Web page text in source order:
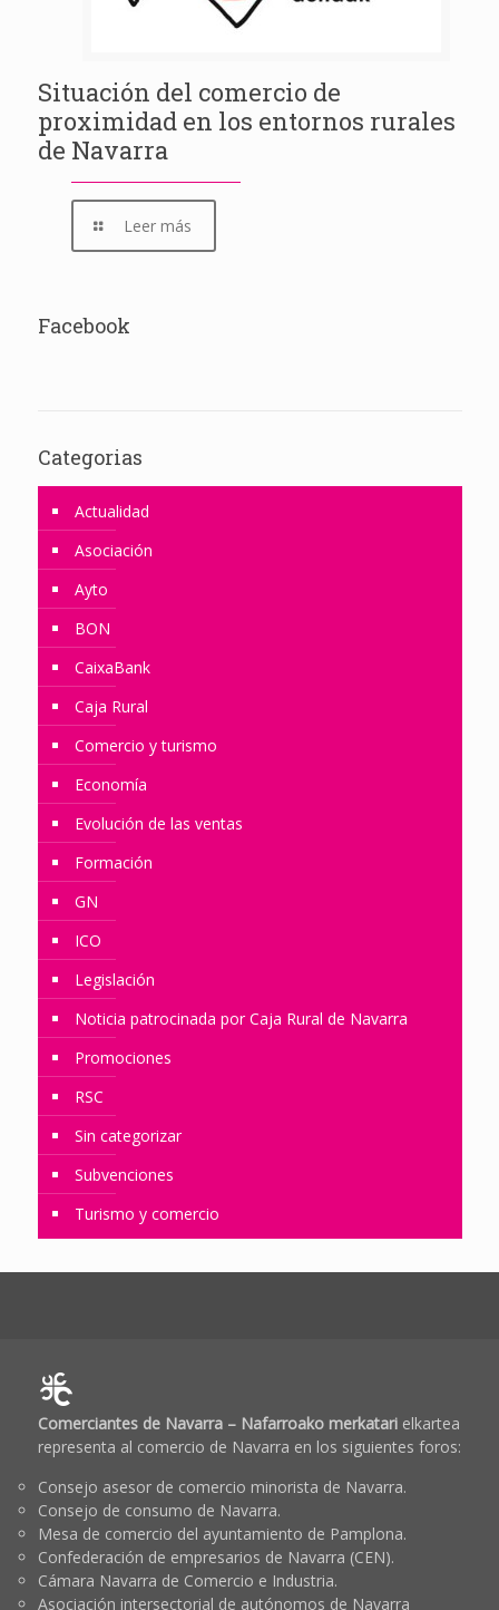
Situación del comercio de
proximidad en los entornos rurales
de Navarra
Leer más
Facebook
Categorias
Actualidad
Asociación
Ayto
BON
CaixaBank
Caja Rural
Comercio y turismo
Economía
Evolución de las ventas
Formación
GN
ICO
Legislación
Noticia patrocinada por Caja Rural de Navarra
Promociones
RSC
Sin categorizar
Subvenciones
Turismo y comercio
Comerciantes de Navarra – Nafarroako merkatarielkartea
representa al comercio de Navarra en los siguientes foros:
Consejo asesor de comercio minorista de Navarra.
Consejo de consumo de Navarra.
Mesa de comercio del ayuntamiento de Pamplona.
Confederación de empresarios de Navarra (CEN).
Cámara Navarra de Comercio e Industria.
Asociación intersectorial de autónomos de Navarra